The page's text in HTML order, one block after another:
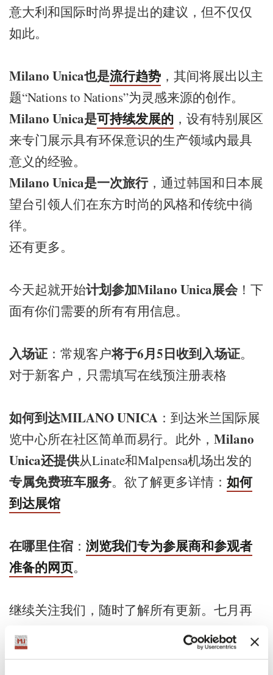
意大利和国际时尚界提出的建议，但不仅仅
如此。
Milano Unica也是流行趋势 ，其间将展出以主
题“Nations to Nations”为灵感来源的创作。
Milano Unica是可持续发展的 ，设有特别展区
来专门展示具有环保意识的生产领域内最具
意义的经验。
Milano Unica是一次旅行，通过韩国和日本展
望台引领人们在东方时尚的风格和传统中徜
徉。
还有更多。
今天起就开始计划参加Milano Unica展会！下
面有你们需要的所有有用信息。
入场证：常规客户将于6月5日收到入场证。
对于新客户，只需填写在线预注册表格
如何到达MILANO UNICA ：到达米兰国际展
览中心所在社区简单而易行。此外， Milano
Unica还提供从Linate和Malpensa机场出发的
专属免费班车服务。欲了解更多详情： 如何
到达展馆
在哪里住宿 ： 浏览我们专为参展商和参观者
准备的网页。
继续关注我们，随时了解所有更新。七月再
见！